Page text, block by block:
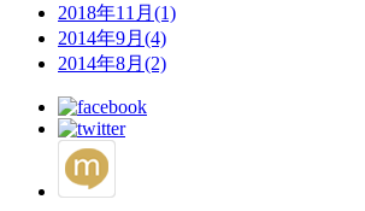
2018年11月(1)
2014年9月(4)
2014年8月(2)